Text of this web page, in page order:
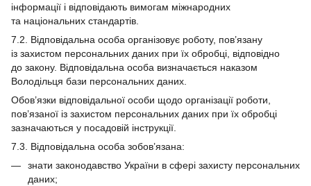
інформації і відповідають вимогам міжнародних
та національних стандартів.
7.2. Відповідальна особа організовує роботу, пов’язану
із захистом персональних даних при їх обробці, відповідно
до закону. Відповідальна особа визначається наказом
Володільця бази персональних даних.
Обов’язки відповідальної особи щодо організації роботи,
пов’язаної із захистом персональних даних при їх обробці
зазначаються у посадовій інструкції.
7.3. Відповідальна особа зобов’язана:
знати законодавство України в сфері захисту персональних
даних;